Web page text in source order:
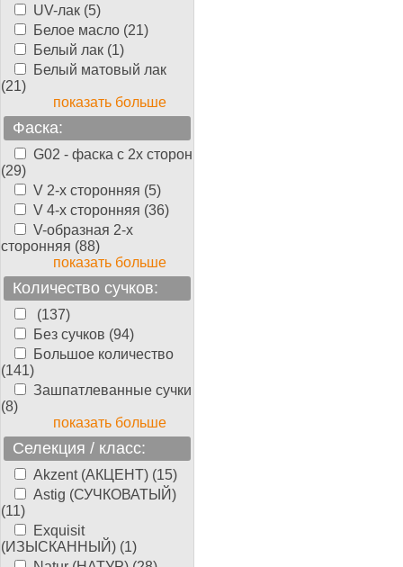
UV-лак (5)
Белое масло (21)
Белый лак (1)
Белый матовый лак
(21)
показать больше
Фаска:
G02 - фаска с 2х сторон
(29)
V 2-х сторонняя (5)
V 4-х сторонняя (36)
V-образная 2-х
сторонняя (88)
показать больше
Количество сучков:
(137)
Без сучков (94)
Большое количество
(141)
Зашпатлеванные сучки
(8)
показать больше
Селекция / класс:
Akzent (АКЦЕНТ) (15)
Astig (СУЧКОВАТЫЙ)
(11)
Exquisit
(ИЗЫСКАННЫЙ) (1)